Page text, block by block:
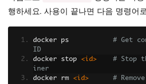
행하세요. 사용이 끝나면 다음 명령어
docker ps # Get
ID
docker stop <id>
# Stop
iner
docker rm <id>
#